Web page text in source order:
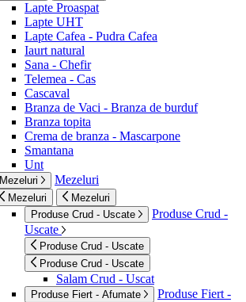
Lapte Proaspat
Lapte UHT
Lapte Cafea - Pudra Cafea
Iaurt natural
Sana - Chefir
Telemea - Cas
Cascaval
Branza de Vaci - Branza de burduf
Branza topita
Crema de branza - Mascarpone
Smantana
Unt
Mezeluri Mezeluri
Mezeluri
Mezeluri
Produse Crud - Uscate
Produse Crud -
Uscate
Produse Crud - Uscate
Produse Crud - Uscate
Salam Crud - Uscat
Produse Fiert - Afumate
Produse Fiert -